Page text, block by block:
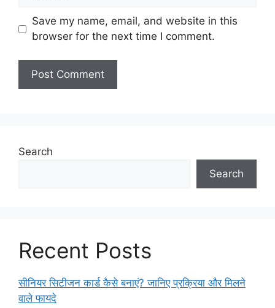
Save my name, email, and website in this
browser for the next time I comment.
Search
Search
Recent Posts
सीनियर सिटीजन कार्ड कैसे बनाएं? जानिए प्रक्रिया और मिलने
वाले फायदे